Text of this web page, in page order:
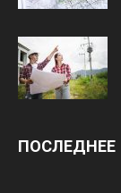
ПОСЛЕДНЕЕ